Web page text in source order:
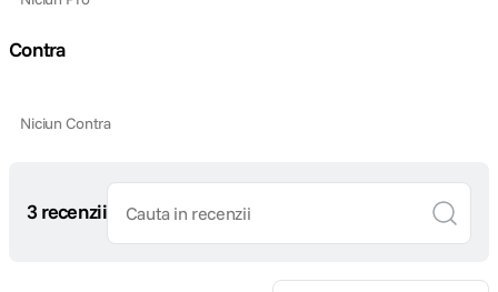
Contra
Niciun Contra
3 recenzii